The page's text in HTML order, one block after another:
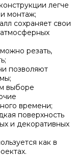
легче
монтаж;
сохраняет свои
резать,
позволяют
выборе
времени;
поверхность
и декоративных
как в